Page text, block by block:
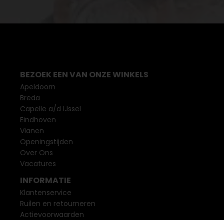
BEZOEK EEN VAN ONZE WINKELS
Apeldoorn
Breda
Capelle a/d IJssel
Eindhoven
Vianen
Openingstijden
Over Ons
Vacatures
INFORMATIE
Klantenservice
Ruilen en retourneren
Actievoorwaarden